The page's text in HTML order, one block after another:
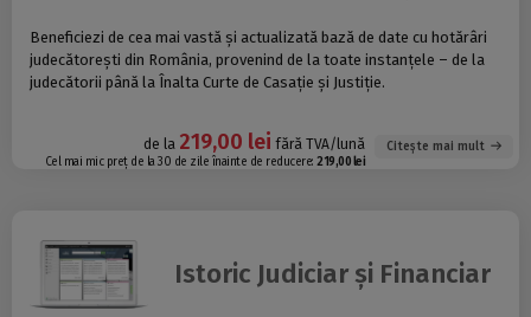
Beneficiezi de cea mai vastă și actualizată bază de date cu hotărâri
judecătorești din România, provenind de la toate instanțele – de la
judecătorii până la Înalta Curte de Casație și Justiție.
de la 219,00 leifără TVA/lună
Cel mai mic preț de la 30 de zile înainte de reducere: 219,00 lei
Citește mai mult
Istoric Judiciar și Financiar